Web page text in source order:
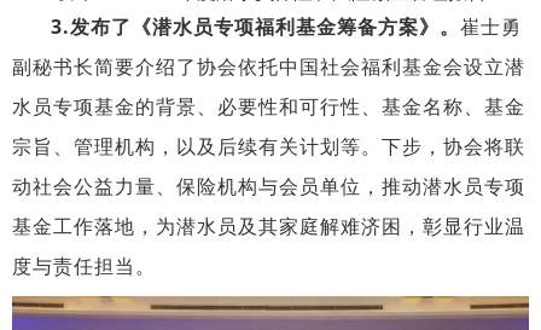
3.发布了《潜水员专项福利基金筹备方案》。 崔士勇
副秘书长简要介绍了协会依托中国社会福利基金会设立潜
水员专项基金的背景、必要性和可行性、基金名称、基金
宗旨、管理机构，以及后续有关计划等。下步， 协会将联
动社会公益力量、保险机构与会员单位，推动潜水员专项
基金工作落地 ，为潜水员及其家庭解难济困，彰显行业温
度与责任担当。